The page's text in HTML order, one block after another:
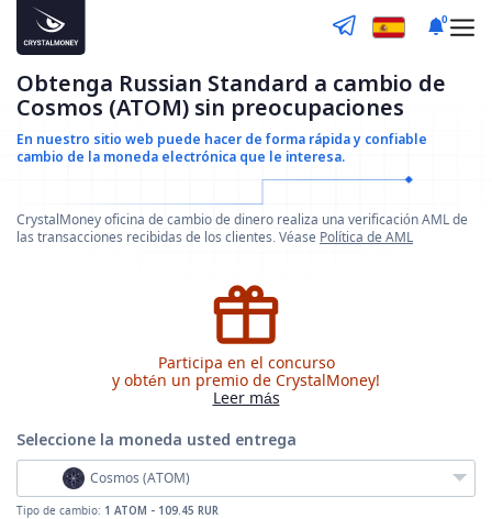
0
Obtenga Russian Standard a cambio de
Cosmos (ATOM) sin preocupaciones
En nuestro sitio web puede hacer de forma rápida y confiable
cambio de la moneda electrónica que le interesa.
CrystalMoney oficina de cambio de dinero realiza una verificación AML de
las transacciones recibidas de los clientes. Véase Política de AML
Participa en el concurso
y obtén un premio de CrystalMoney!
Leer más
Seleccione la moneda usted entrega
Cosmos (ATOM)
Tipo de cambio: 1 ATOM - 109.45 RUR